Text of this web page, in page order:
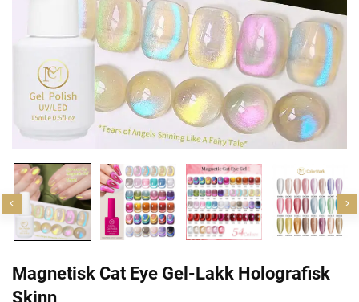
Magnetisk Cat Eye Gel-Lakk Holografisk
Skinn